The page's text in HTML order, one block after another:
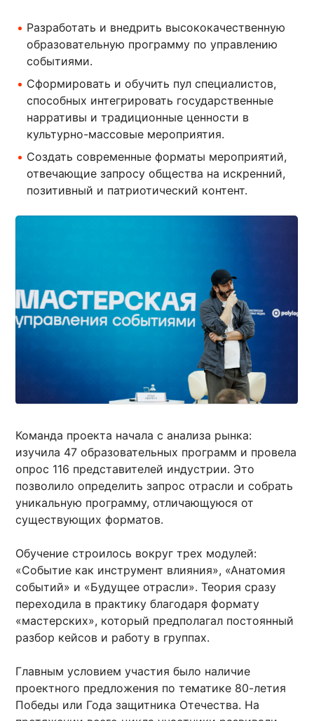
Разработать и внедрить высококачественную
образовательную программу по управлению
событиями.
Сформировать и обучить пул специалистов,
способных интегрировать государственные
нарративы и традиционные ценности в
культурно-массовые мероприятия.
Создать современные форматы мероприятий,
отвечающие запросу общества на искренний,
позитивный и патриотический контент.
Команда проекта начала с анализа рынка:
изучила 47 образовательных программ и провела
опрос 116 представителей индустрии. Это
позволило определить запрос отрасли и собрать
уникальную программу, отличающуюся от
существующих форматов.
Обучение строилось вокруг трех модулей:
«Событие как инструмент влияния», «Анатомия
событий» и «Будущее отрасли». Теория сразу
переходила в практику благодаря формату
«мастерских», который предполагал постоянный
разбор кейсов и работу в группах.
Главным условием участия было наличие
проектного предложения по тематике 80-летия
Победы или Года защитника Отечества. На